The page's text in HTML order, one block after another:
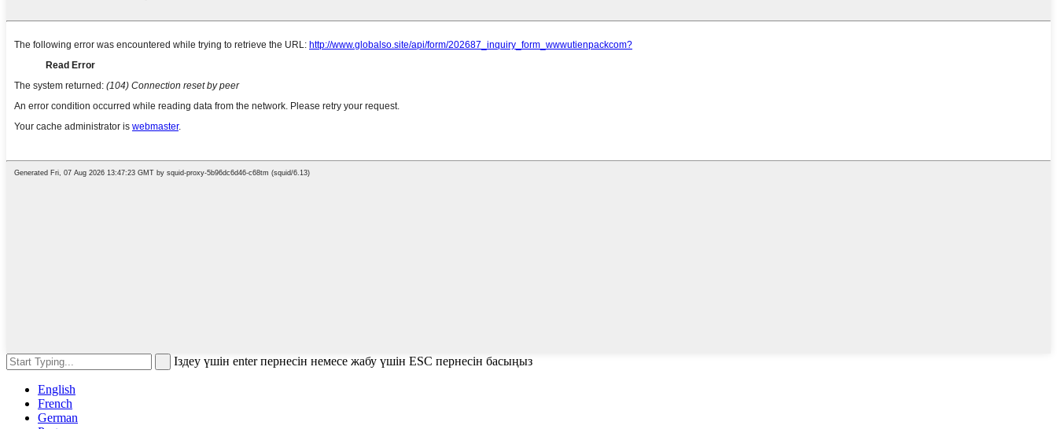
Іздеу үшін enter пернесін немесе жабу үшін ESC пернесін басыңыз
English
French
German